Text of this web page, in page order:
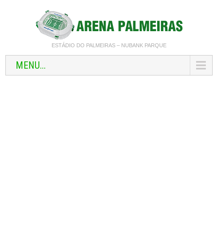
ESTÁDIO DO PALMEIRAS – NUBANK PARQUE
MENU...